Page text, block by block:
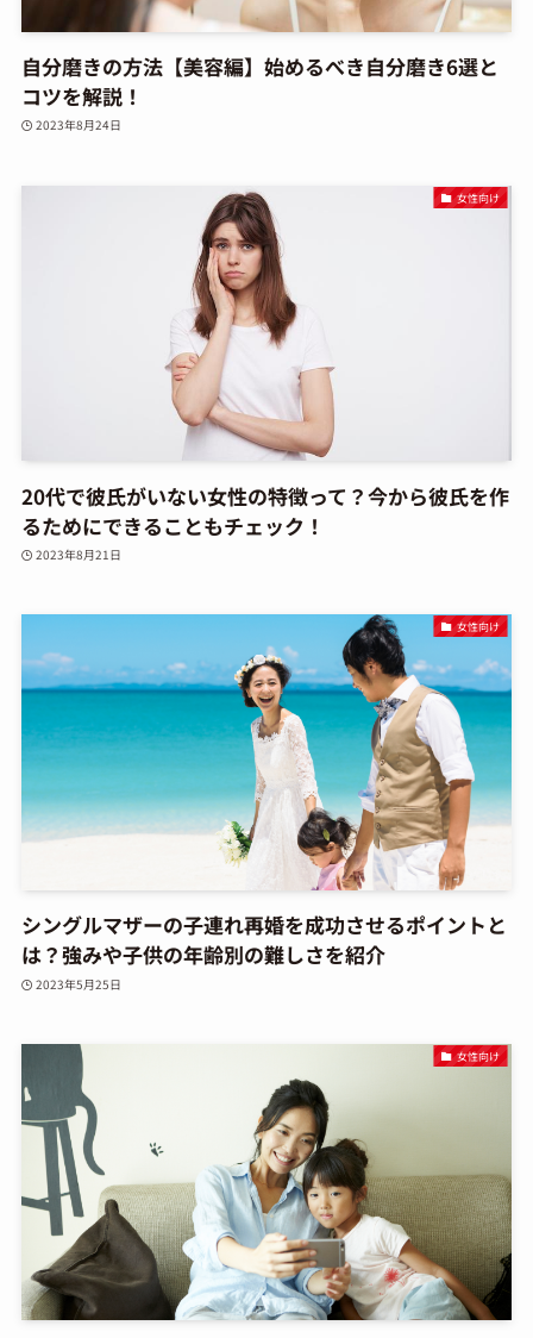
自分磨きの方法【美容編】始めるべき自分磨き6選と
コツを解説！
2023年8月24日
女性向け
20代で彼氏がいない女性の特徴って？今から彼氏を作
るためにできることもチェック！
2023年8月21日
女性向け
シングルマザーの子連れ再婚を成功させるポイントと
は？強みや子供の年齢別の難しさを紹介
2023年5月25日
女性向け